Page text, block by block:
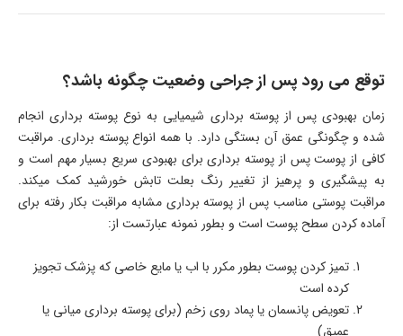
توقع می رود پس از جراحی وضعیت چگونه باشد؟
زمان بهبودی پس از پوسته برداری شیمیایی به نوع پوسته برداری انجام
شده و چگونگی عمق آن بستگی دارد. با همه انواع پوسته برداری. مراقبت
کافی از پوست پس از پوسته برداری برای بهبودی سریع بسیار مهم است و
به پیشگیری و پرهیز از تغییر رنگ بعلت تابش خورشید کمک میکند.
مراقبت پوستی مناسب پس از پوسته برداری مشابه مراقبت بکار رفته برای
آماده کردن سطح پوست است و بطور نمونه عبارتست از:
تمیز کردن پوست بطور مکرر با اب یا مایع خاصی که پزشک تجویز
کرده است
تعویض پانسمان یا پماد روی زخم (برای پوسته برداری میانی یا
عمیق)